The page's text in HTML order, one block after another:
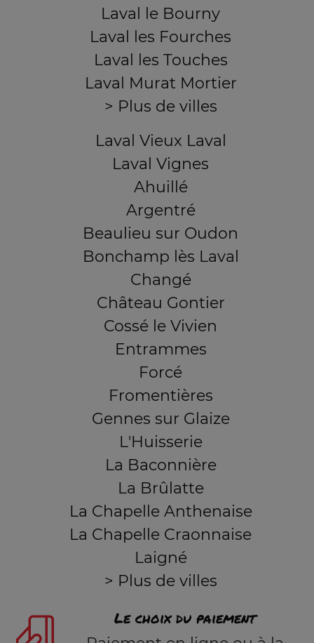
Laval le Bourny
Laval les Fourches
Laval les Touches
Laval Murat Mortier
> Plus de villes
Laval Vieux Laval
Laval Vignes
Ahuillé
Argentré
Beaulieu sur Oudon
Bonchamp lès Laval
Changé
Château Gontier
Cossé le Vivien
Entrammes
Forcé
Fromentières
Gennes sur Glaize
L'Huisserie
La Baconnière
La Brûlatte
La Chapelle Anthenaise
La Chapelle Craonnaise
Laigné
> Plus de villes
Le choix du paiement